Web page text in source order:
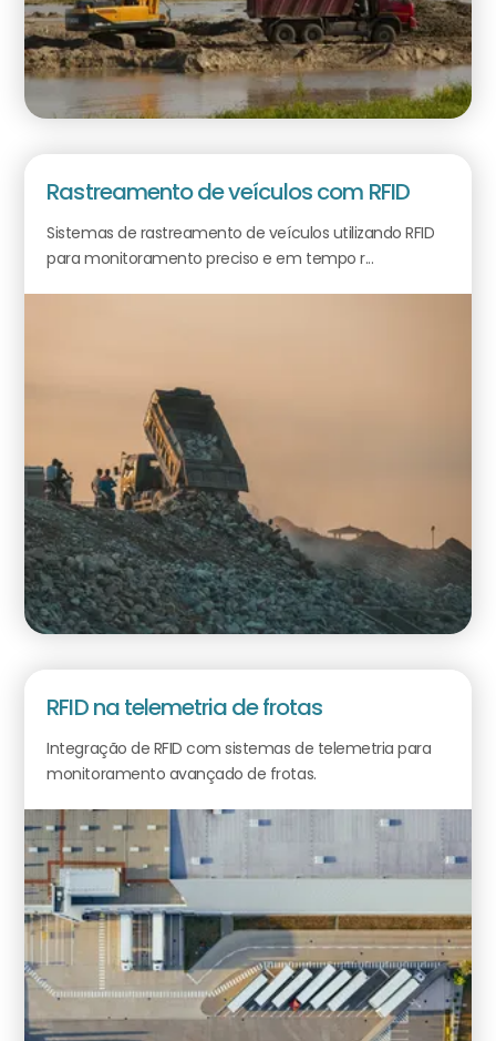
Rastreamento de veículos com RFID
Sistemas de rastreamento de veículos utilizando RFID
para monitoramento preciso e em tempo r...
RFID na telemetria de frotas
Integração de RFID com sistemas de telemetria para
monitoramento avançado de frotas.